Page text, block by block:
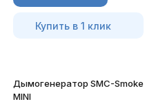
Купить в 1 клик
Дымогенератор SMC-Smoke
MINI